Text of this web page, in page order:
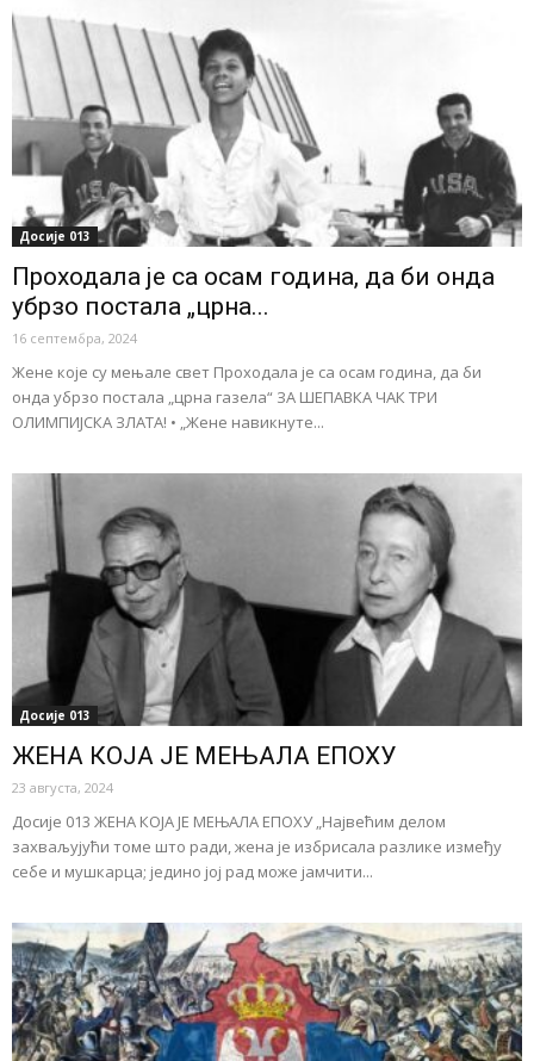
Досије 013
Проходала је са осам година, да би онда
убрзо постала „црна...
16 септембра, 2024
Жене које су мењале свет Проходала је са осам година, да би
онда убрзо постала „црна газела“ ЗА ШЕПАВКА ЧАК ТРИ
ОЛИМПИЈСКА ЗЛАТА! • „Жене навикнуте...
Досије 013
ЖЕНА КОЈА ЈЕ МЕЊАЛА ЕПОХУ
23 августа, 2024
Досије 013 ЖЕНА КОЈА ЈЕ МЕЊАЛА ЕПОХУ „Највећим делом
захваљујући томе што ради, жена је избрисала разлике између
себе и мушкарца; једино јој рад може јамчити...